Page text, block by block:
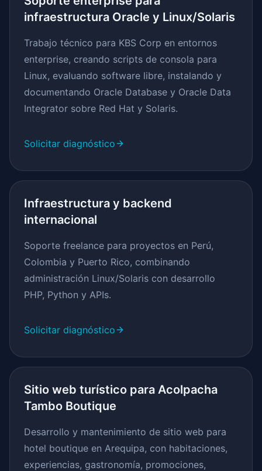
infraestructura Oracle y Linux/Solaris
Trabajo técnico para KBS Corp en entornos
enterprise, creando scripts de consola para
Linux, evaluando software libre, instalando y
documentando Oracle Database y Oracle Data
Integrator sobre Red Hat y Solaris.
Solicitar diagnóstico
Infraestructura y backend
internacional
Soporte freelance para proyectos en Perú,
Colombia y Puerto Rico, combinando
administración Linux/Solaris con desarrollo
PHP, Python y APIs.
Solicitar diagnóstico
Sitio web turístico para Acolpacha
Tambo Boutique
Desarrollo y mantenimiento de sitio web para
hotel boutique en Arequipa, con habitaciones,
experiencias, gastronomía, promociones,